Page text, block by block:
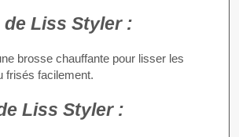
de Liss Styler :
brosse chauffante pour lisser les
frisés facilement.
Liss Styler :